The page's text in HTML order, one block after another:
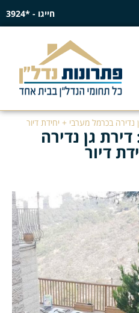
חייגו - *3924
בכרמל מערבי + יחידת דיור
גן נדירה
דיור